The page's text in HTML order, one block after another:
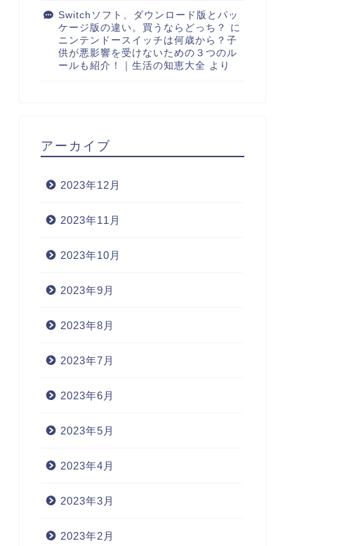
Switchソフト、ダウンロード版とパッ
ケージ版の違い。買うならどっち？
に
ニンテンドースイッチは何歳から？子
供が悪影響を受けないための３つのル
ールも紹介！｜生活の知恵大全 より
アーカイブ
2023年12月
2023年11月
2023年10月
2023年9月
2023年8月
2023年7月
2023年6月
2023年5月
2023年4月
2023年3月
2023年2月